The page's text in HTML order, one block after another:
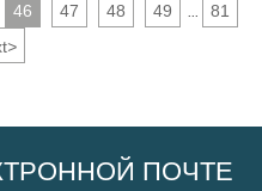
46 47 48 49
81
>
ПОЧТЕ